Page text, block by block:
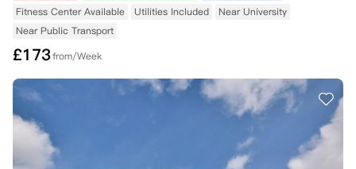
如果您提前退租：
- 房间必须保持清洁、无损坏，并可供他人看房；
- 您的押金将保留至租约到期日或新的租约开始
5. 未达到规定的学业成绩
本科一年级和研究生一年级学生：
如果您是即将入学的一年级学生，但因未达到入学成绩要求而被大学撤回
录取通知，您可以申请解除租约。
为此，您必须提供：
- 书面取消申请确认函
Fitness Center Available
Utilities Included
Near University
Near Public Transport
£173from/Week